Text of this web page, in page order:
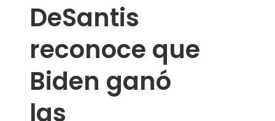
DeSantis
reconoce que
Biden ganó
las